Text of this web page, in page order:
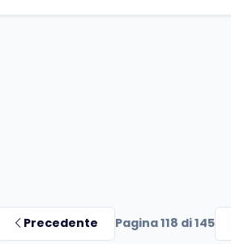
Precedente Pagina 118 di 145